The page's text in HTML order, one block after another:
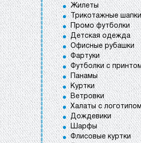
Жилеты
Трикотажные шапки
Промо футболки
Детская одежда
Офисные рубашки
Фартуки
Футболки с
Панамы
Куртки
Ветровки
Халаты с
Дождевики
Шарфы
Флисовые куртки